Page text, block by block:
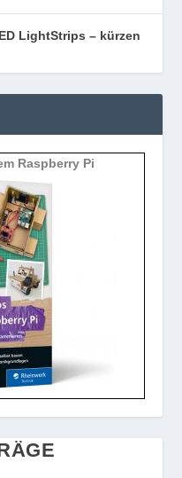
LightStrips – kürzen
Raspberry Pi